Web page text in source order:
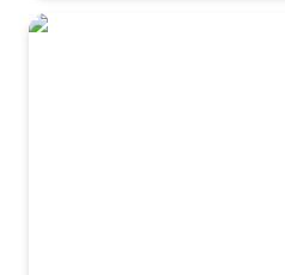
Un buon investimento